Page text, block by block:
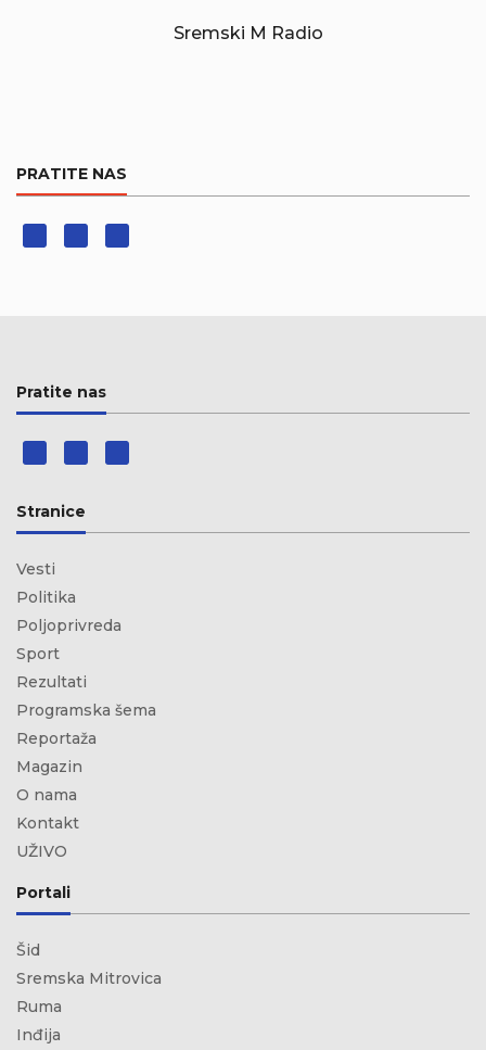
Sremski M Radio
PRATITE NAS
Pratite nas
Stranice
Vesti
Politika
Poljoprivreda
Sport
Rezultati
Programska šema
Reportaža
Magazin
O nama
Kontakt
UŽIVO
Portali
Šid
Sremska Mitrovica
Ruma
Inđija